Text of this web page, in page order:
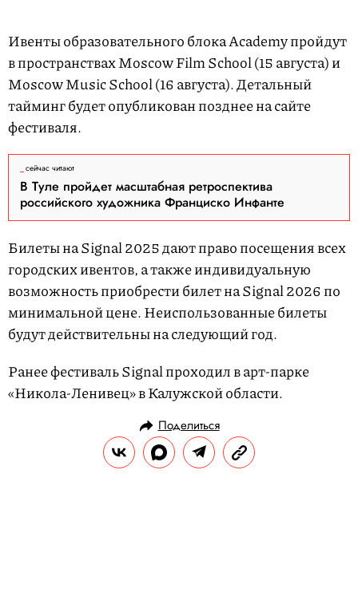
Ивенты образовательного блока Academy пройдут
в пространствах Moscow Film School (15 августа) и
Moscow Music School (16 августа). Детальный
тайминг будет опубликован позднее на сайте
фестиваля.
сейчас читают
В Туле пройдет масштабная ретроспектива
российского художника Франциско Инфанте
Билеты на Signal 2025 дают право посещения всех
городских ивентов, а также индивидуальную
возможность приобрести билет на Signal 2026 по
минимальной цене. Неиспользованные билеты
будут действительны на следующий год.
Ранее фестиваль Signal проходил в арт-парке
«Никола-Ленивец» в Калужской области.
Поделиться